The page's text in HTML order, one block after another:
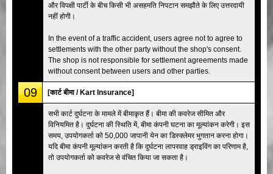
और विपक्षी पार्टी के बीच किसी भी असहमति निपटान समझौते के लिए उत्तरदायी
नहीं होगी।
In the event of a traffic accident, users agree not to agree to
settlements with the other party without the shop's consent.
The shop is not responsible for settlement agreements made
without consent between users and other parties.
09 [कार्ट बीमा / Kart Insurance]
सभी कार्ट दुर्घटना के मामले में बीमाकृत हैं। बीमा की कवरेज सीमित और
विनियमित है। दुर्घटना की स्थिति में, बीमा कंपनी घटना का मूल्यांकन करेगी। इस
समय, उपयोगकर्ता को 50,000 जापानी येन का डिस्क्लेमर भुगतान करना होगा।
यदि बीमा कंपनी मूल्यांकन करती है कि दुर्घटना लापरवाह ड्राइविंग का परिणाम है,
तो उपयोगकर्ता को कवरेज से वंचित किया जा सकता है।